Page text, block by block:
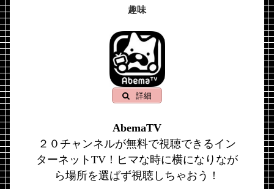
趣味
詳細
AbemaTV
２０チャンネルが無料で視聴できるイン
ターネットTV！ヒマな時に横になりなが
ら場所を選ばず視聴しちゃおう！